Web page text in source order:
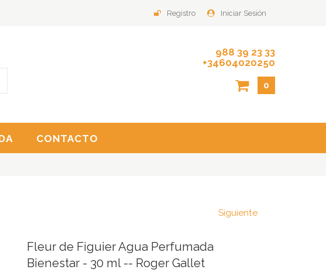
Iniciar Sesión
Registro
988 39 23 33
+34604020250
0
CONTACTO
Siguiente
Fleur de Figuier Agua Perfumada
Bienestar - 30 ml -- Roger Gallet